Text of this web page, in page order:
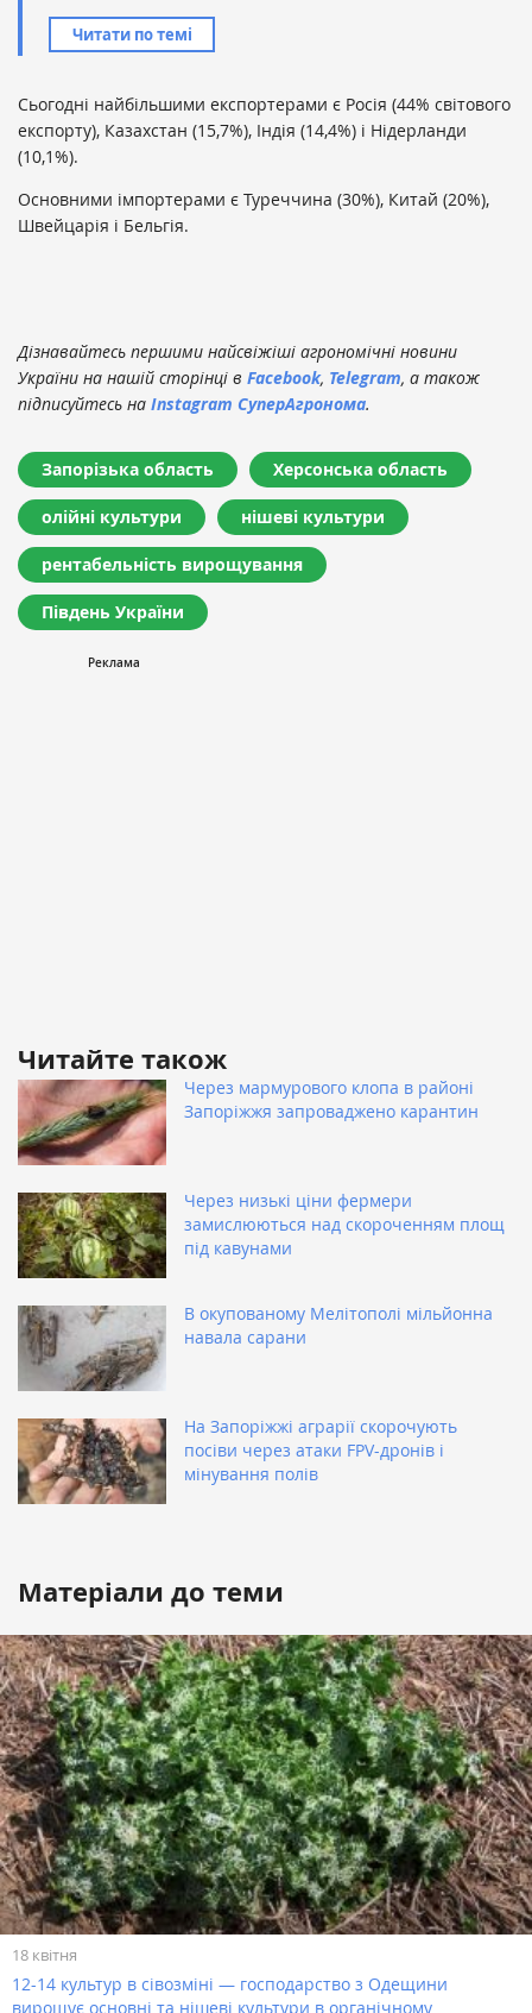
Читати по темі
Сьогодні найбільшими експортерами є Росія (44% світового
експорту), Казахстан (15,7%), Індія (14,4%) і Нідерланди
(10,1%).
Основними імпортерами є Туреччина (30%), Китай (20%),
Швейцарія і Бельгія.
Дізнавайтесь першими найсвіжіші агрономічні новини
України на нашій сторінці в Facebook, Telegram, а також
підписуйтесь на Instagram СуперАгронома.
Запорізька область Херсонська область
олійні культури нішеві культури
рентабельність вирощування
Південь України
Читайте також
Через мармурового клопа в районі
Запоріжжя запроваджено карантин
Через низькі ціни фермери
замислюються над скороченням площ
під кавунами
В окупованому Мелітополі мільйонна
навала сарани
На Запоріжжі аграрії скорочують
посіви через атаки FPV-дронів і
мінування полів
Матеріали до теми
18 квітня
12-14 культур в сівозміні — господарство з Одещини
вирощує основні та нішеві культури в органічному